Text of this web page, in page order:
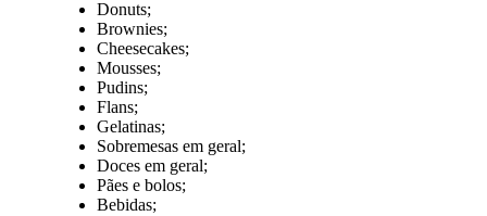
Donuts;
Brownies;
Cheesecakes;
Mousses;
Pudins;
Flans;
Gelatinas;
Sobremesas em geral;
Doces em geral;
Pães e bolos;
Bebidas;